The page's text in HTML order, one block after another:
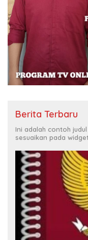
Berita Terbaru
Ini adalah contoh
sesuaikan pada